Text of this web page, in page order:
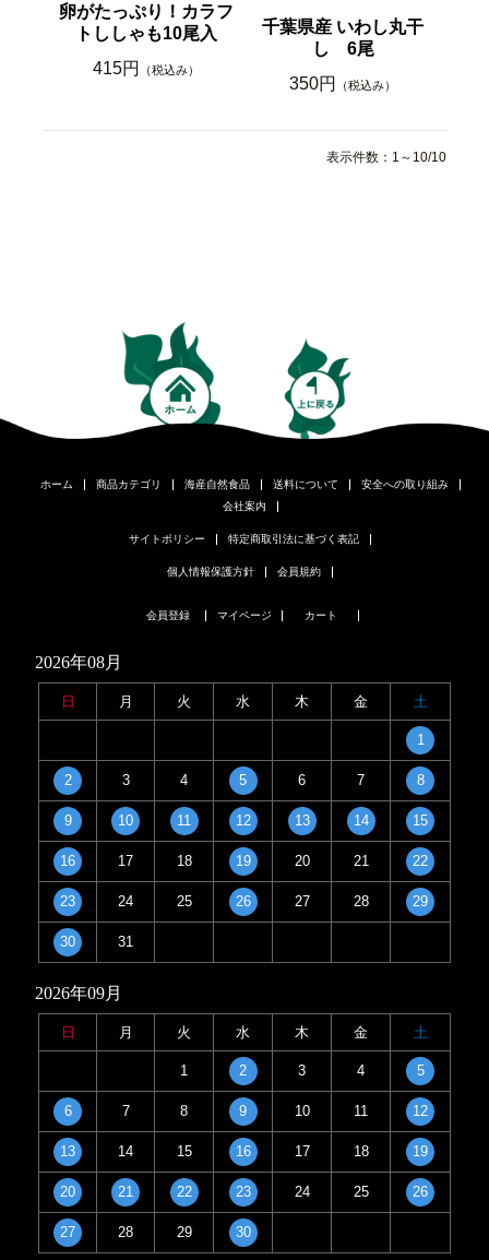
卵がたっぷり！カラフ
トししゃも10尾入
415円
（税込み）
千葉県産 いわし丸干
し 6尾
350円
（税込み）
表示件数：1～10/10
ホーム 商品カテゴリ 海産自然食品 送料について
安全への取り組み
会社案内
サイトポリシー 特定商取引法に基づく表記
個人情報保護方針 会員規約
会員登録 マイページ カート
2026年08月
日 月 火 水 木 金 土
1
2 3 4 5 6 7 8
9 10 11 12 13 14 15
16 17 18 19 20 21 22
23 24 25 26 27 28 29
30 31
2026年09月
日 月 火 水 木 金 土
1 2 3 4 5
6 7 8 9 10 11 12
13 14 15 16 17 18 19
20 21 22 23 24 25 26
27 28 29 30